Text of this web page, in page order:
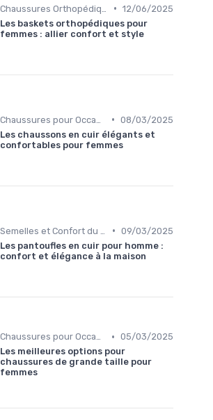
• 12/06/2025
Les baskets orthopédiques pour
femmes : allier confort et style
• 08/03/2025
Les chaussons en cuir élégants et
confortables pour femmes
• 09/03/2025
Les pantoufles en cuir pour homme :
confort et élégance à la maison
Chaussures pour Occasions Spéciales • 05/03/2025
Les meilleures options pour
chaussures de grande taille pour
femmes